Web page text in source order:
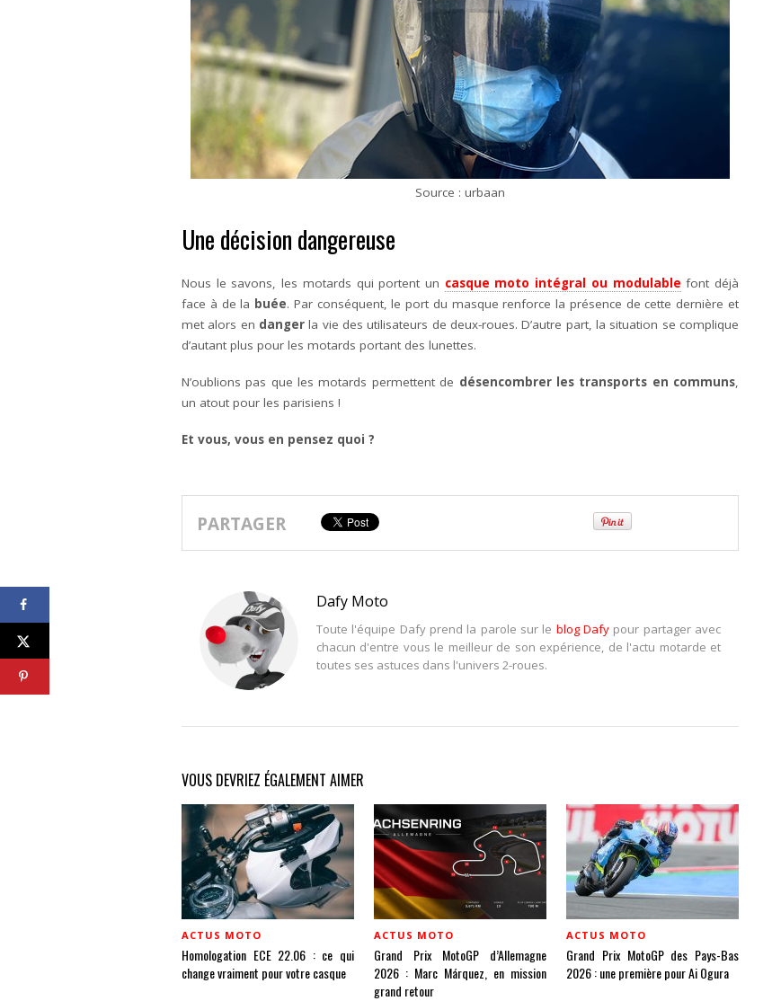
Source : urbaan
Une décision dangereuse
Nous le savons, les motards qui portent un casque moto intégral ou modulable font déjà
face à de la buée. Par conséquent, le port du masque renforce la présence de cette dernière et
met alors en danger la vie des utilisateurs de deux-roues. D’autre part, la situation se complique
d’autant plus pour les motards portant des lunettes.
N’oublions pas que les motards permettent de désencombrer les transports en communs,
un atout pour les parisiens !
Et vous, vous en pensez quoi ?
PARTAGER
Dafy Moto
Toute l'équipe Dafy prend la parole sur le blog Dafy pour partager avec
chacun d'entre vous le meilleur de son expérience, de l'actu motarde et
toutes ses astuces dans l'univers 2-roues.
VOUS DEVRIEZ ÉGALEMENT AIMER
ACTUS MOTO
Homologation ECE 22.06 : ce qui
change vraiment pour votre casque
ACTUS MOTO
Grand Prix MotoGP d’Allemagne
2026 : Marc Márquez, en mission
grand retour
ACTUS MOTO
Grand Prix MotoGP des Pays-Bas
2026 : une première pour Ai Ogura